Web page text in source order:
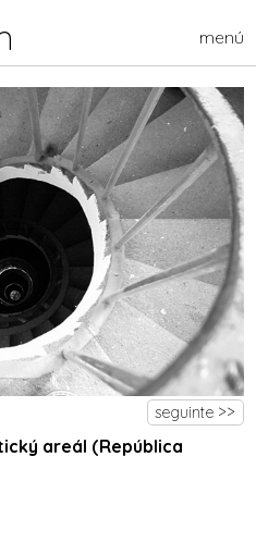
menú
seguinte >>
areál (República